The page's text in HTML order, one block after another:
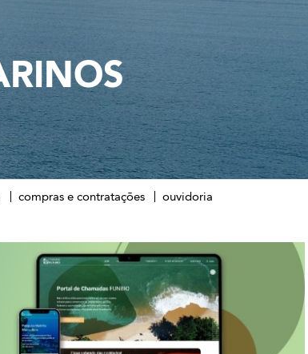
compras e contratações ouvidoria